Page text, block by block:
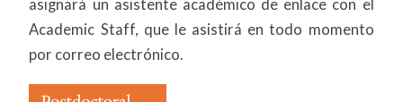
asignará un asistente académico de enlace con el
Academic Staff, que le asistirá en todo momento
por correo electrónico.